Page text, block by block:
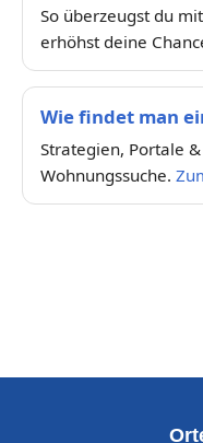
So überzeugst du
erhöhst deine
Wie findet man
Strategien, Portale
Wohnungssuche.